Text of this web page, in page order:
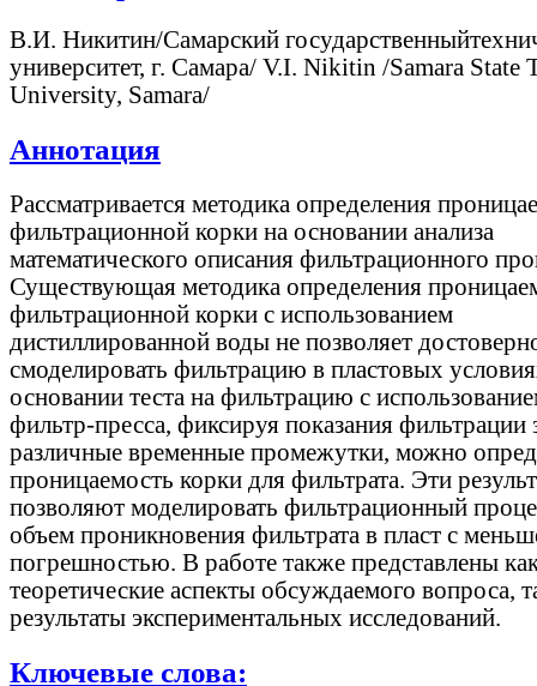
В.И. Никитин/Самарский
университет, г. Самара/ V.I. Nikitin /Samara State
University, Samara/
Аннотация
Рассматривается методика определения
фильтрационной корки на основании анализа
математического описания фильтрационного
Существующая методика определения
фильтрационной корки с использованием
дистиллированной воды не позволяет
смоделировать фильтрацию в пластовых
основании теста на фильтрацию с
фильтр-пресса, фиксируя показания фильтрации
различные временные промежутки, можно
проницаемость корки для фильтрата. Эти
позволяют моделировать фильтрационный
объем проникновения фильтрата в пласт с
погрешностью. В работе также представлены
теоретические аспекты обсуждаемого вопроса,
результаты экспериментальных исследований.
Ключевые слова: